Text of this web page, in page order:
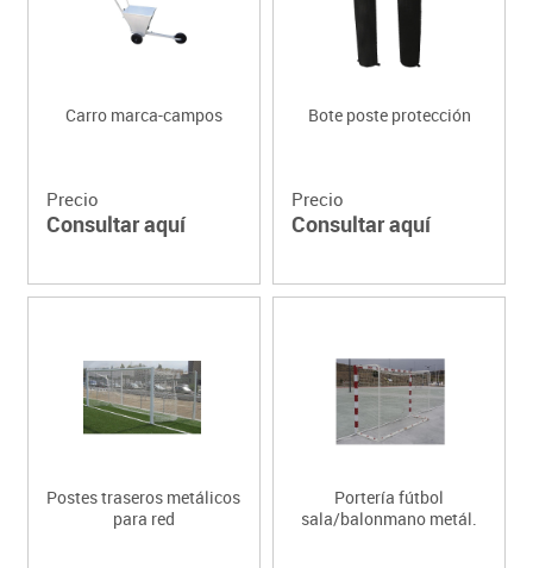
Carro marca-campos
Precio
Consultar aquí
Bote poste protección
Precio
Consultar aquí
Postes traseros metálicos
para red
Portería fútbol
sala/balonmano metál.